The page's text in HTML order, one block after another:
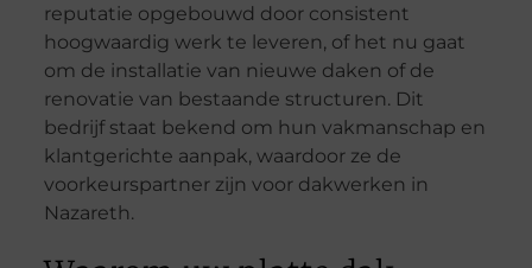
reputatie opgebouwd door consistent
hoogwaardig werk te leveren, of het nu gaat
om de installatie van nieuwe daken of de
renovatie van bestaande structuren. Dit
bedrijf staat bekend om hun vakmanschap en
klantgerichte aanpak, waardoor ze de
voorkeurspartner zijn voor dakwerken in
Nazareth.